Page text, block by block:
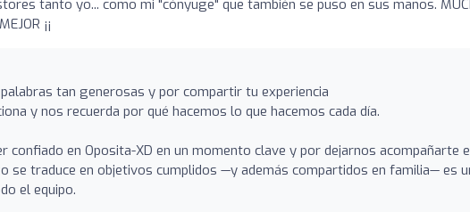
tanto yo... como mi "cónyuge" que también se puso en sus manos.
¡¡
tan generosas y por compartir tu experiencia
y nos recuerda por qué hacemos lo que hacemos cada día.
confiado en Oposita-XD en un momento clave y por dejarnos acompañarte
se traduce en objetivos cumplidos —y además compartidos en familia— es
el equipo.